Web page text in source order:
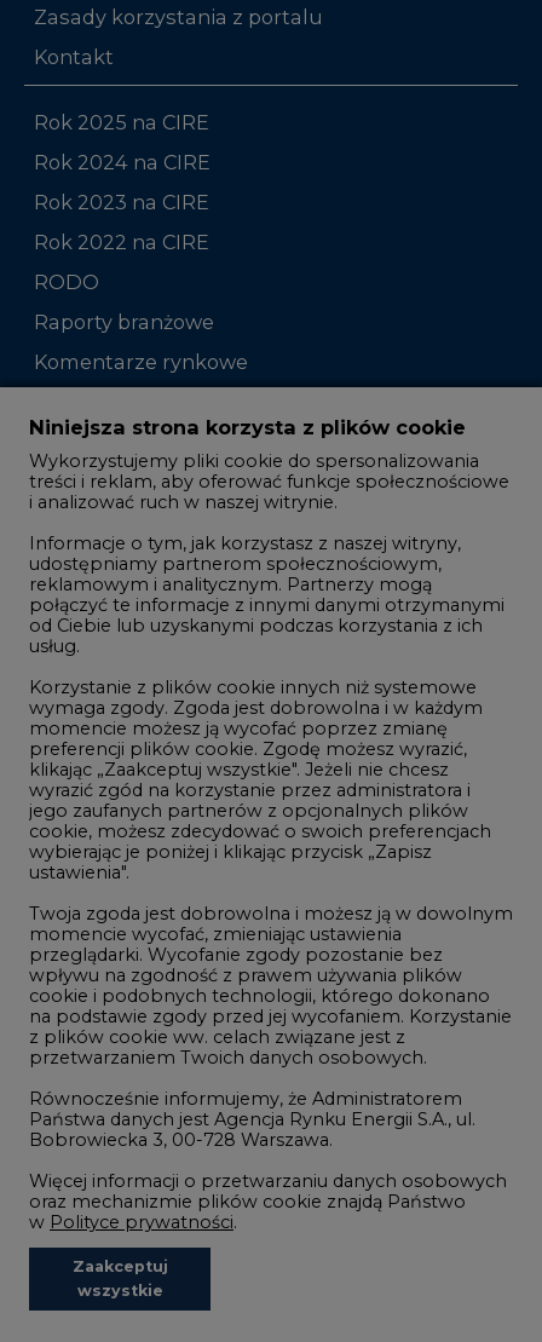
Zasady korzystania z portalu
Kontakt
Rok 2025 na CIRE
Rok 2024 na CIRE
Rok 2023 na CIRE
Rok 2022 na CIRE
RODO
Raporty branżowe
Komentarze rynkowe
Zmiany kadrowe na rynku
Studio CIRE
Rozmowy o energetyce
Gospodarka
Geopolityka
LTE450
Innowacje i AI
Telekomunikacja i IT
Handel emisjami CO2
Wodór
Górnictwo
Atom
Fotowoltaika
Offshore wind
Zielone samorządy
Zielona gospodarka
©2002-2021 - 2026
REDAKCJA@CIRE.PL
Niniejsza strona korzysta z plików cookie
Wykorzystujemy pliki cookie do spersonalizowania
treści i reklam, aby oferować funkcje społecznościowe
i analizować ruch w naszej witrynie.
Informacje o tym, jak korzystasz z naszej witryny,
udostępniamy partnerom społecznościowym,
reklamowym i analitycznym. Partnerzy mogą
połączyć te informacje z innymi danymi otrzymanymi
od Ciebie lub uzyskanymi podczas korzystania z ich
usług.
Korzystanie z plików cookie innych niż systemowe
wymaga zgody. Zgoda jest dobrowolna i w każdym
momencie możesz ją wycofać poprzez zmianę
preferencji plików cookie. Zgodę możesz wyrazić,
klikając „Zaakceptuj wszystkie". Jeżeli nie chcesz
wyrazić zgód na korzystanie przez administratora i
jego zaufanych partnerów z opcjonalnych plików
cookie, możesz zdecydować o swoich preferencjach
wybierając je poniżej i klikając przycisk „Zapisz
ustawienia".
Twoja zgoda jest dobrowolna i możesz ją w dowolnym
momencie wycofać, zmieniając ustawienia
przeglądarki. Wycofanie zgody pozostanie bez
wpływu na zgodność z prawem używania plików
cookie i podobnych technologii, którego dokonano
na podstawie zgody przed jej wycofaniem. Korzystanie
z plików cookie ww. celach związane jest z
przetwarzaniem Twoich danych osobowych.
Równocześnie informujemy, że Administratorem
Państwa danych jest Agencja Rynku Energii S.A., ul.
Bobrowiecka 3, 00-728 Warszawa.
Więcej informacji o przetwarzaniu danych osobowych
oraz mechanizmie plików cookie znajdą Państwo
w Polityce prywatności.
Zaakceptuj
wszystkie